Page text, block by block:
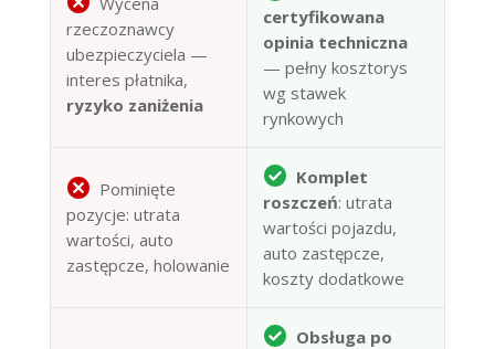
rzeczoznawcy
ubezpieczyciela —
interes płatnika,
ryzyko zaniżenia
certyfikowana
opinia techniczna
— pełny kosztorys
wg stawek
rynkowych
Pominięte
pozycje: utrata
wartości, auto
zastępcze, holowanie
Komplet
roszczeń: utrata
wartości pojazdu,
auto zastępcze,
koszty dodatkowe
Obsługa po